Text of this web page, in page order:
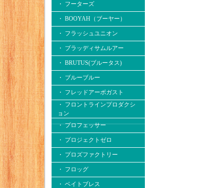
・ フーターズ
・ BOOYAH（ブーヤー）
・ フラッシュユニオン
・ ブラッディサムルアー
・ BRUTUS(ブルータス)
・ ブルーブルー
・ フレッドアーボガスト
・ フロントラインプロダクシ
ョン
・ プロフェッサー
・ プロジェクトゼロ
・ プロズファクトリー
・ フロッグ
・ ベイトブレス